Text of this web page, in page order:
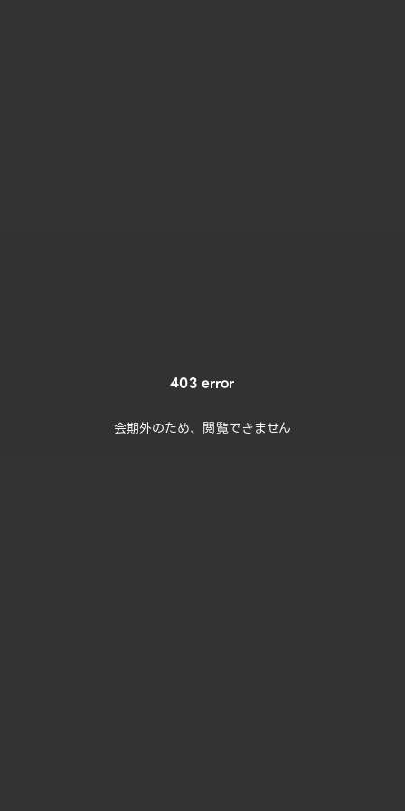
403 error
会期外のため、閲覧できません